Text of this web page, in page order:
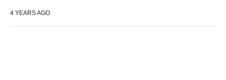
4 YEARS AGO